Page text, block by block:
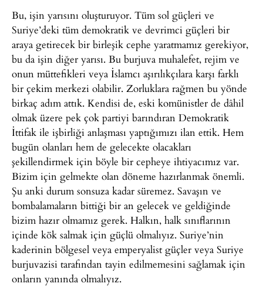
Bu, işin yarısını oluşturuyor. Tüm sol güçleri ve
Suriye’deki tüm demokratik ve devrimci güçleri bir
araya getirecek bir birleşik cephe yaratmamız gerekiyor,
bu da işin diğer yarısı. Bu burjuva muhalefet, rejim ve
onun müttefikleri veya İslamcı aşırılıkçılara karşı farklı
bir çekim merkezi olabilir. Zorluklara rağmen bu yönde
birkaç adım attık. Kendisi de, eski komünistler de dâhil
olmak üzere pek çok partiyi barındıran Demokratik
İttifak ile işbirliği anlaşması yaptığımızı ilan ettik. Hem
bugün olanları hem de gelecekte olacakları
şekillendirmek için böyle bir cepheye ihtiyacımız var.
Bizim için gelmekte olan döneme hazırlanmak önemli.
Şu anki durum sonsuza kadar süremez. Savaşın ve
bombalamaların bittiği bir an gelecek ve geldiğinde
bizim hazır olmamız gerek. Halkın, halk sınıflarının
içinde kök salmak için güçlü olmalıyız. Suriye’nin
kaderinin bölgesel veya emperyalist güçler veya Suriye
burjuvazisi tarafından tayin edilmemesini sağlamak için
onların yanında olmalıyız.